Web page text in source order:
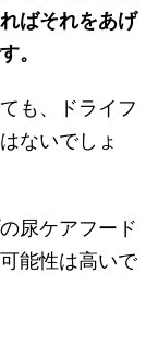
ばそれをあげ
。
も、ドライフ
ないでしょ
尿ケアフード
能性は高いで